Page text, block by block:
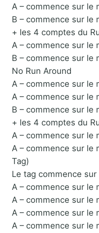
A – commence sur le
B – commence sur le
+ les 4 comptes du
A – commence sur le
B – commence sur le
No Run Around
A – commence sur le
A – commence sur le
B – commence sur le
+ les 4 comptes du
A – commence sur le
A – commence sur le
Tag)
Le tag commence
A – commence sur le
A – commence sur le
A – commence sur le
A – commence sur le